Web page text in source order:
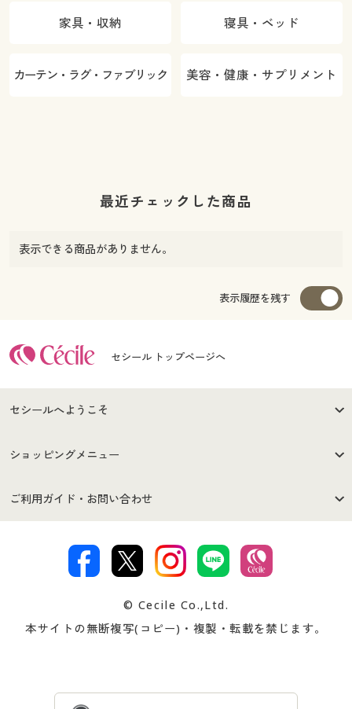
家具・収納 寝具・ベッド
カーテン・ラグ・ファブリック 美容・健康・サプリメント
最近チェックした商品
表示できる商品がありません。
表示履歴を残す
セシール トップページへ
セシールへようこそ
はじめての方へ
セシールご利用規約
著作権・商標について 会社案内
ショッピングメニュー
商品カテゴリ
プレゼント＆キャンペーン サイトマップ
ご利用ガイド・お問い合わせ
交換・返品は お支払は
ついて
忘れの場合
© Cecile Co.,Ltd.
本サイトの無断複写(コピー)・複製・転載を禁じます。